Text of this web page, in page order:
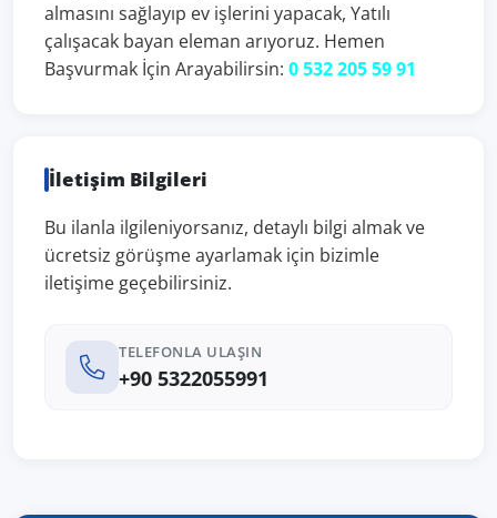
almasını sağlayıp ev işlerini yapacak, Yatılı
çalışacak bayan eleman arıyoruz. Hemen
Başvurmak İçin Arayabilirsin: 0 532 205 59 91
İletişim Bilgileri
Bu ilanla ilgileniyorsanız, detaylı bilgi almak ve
ücretsiz görüşme ayarlamak için bizimle
iletişime geçebilirsiniz.
TELEFONLA ULAŞIN
+90 5322055991